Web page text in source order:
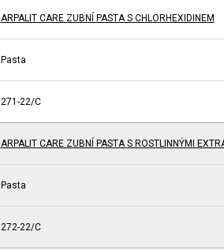
ARPALIT CARE ZUBNÍ PASTA S CHLORHEXIDINEM
Pasta
271-22/C
ARPALIT CARE ZUBNÍ PASTA S ROSTLINNÝMI
Pasta
272-22/C